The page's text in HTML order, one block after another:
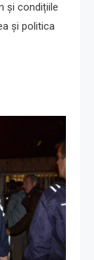
și condițiile
și politica